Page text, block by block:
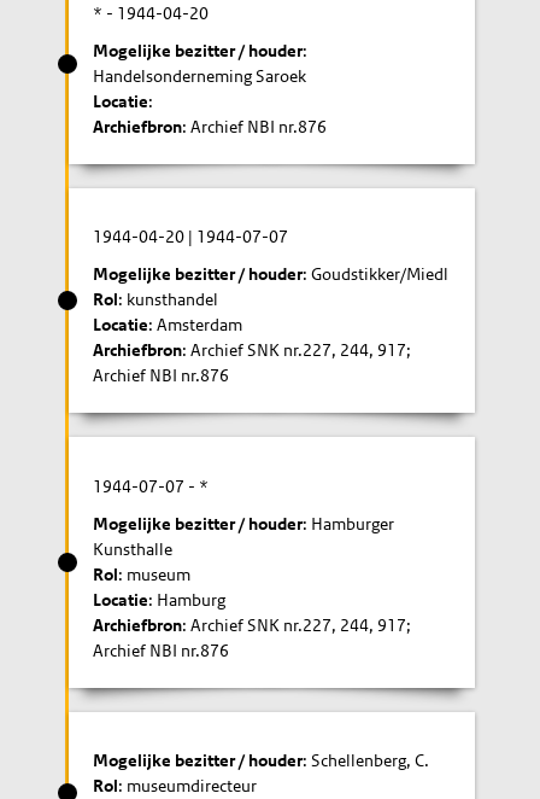
* - 1944-04-20
Mogelijke bezitter / houder:
Handelsonderneming Saroek
Locatie:
Archiefbron: Archief NBI nr.876
1944-04-20 | 1944-07-07
Mogelijke bezitter / houder: Goudstikker/Miedl
Rol: kunsthandel
Locatie: Amsterdam
Archiefbron: Archief SNK nr.227, 244, 917;
Archief NBI nr.876
1944-07-07 - *
Mogelijke bezitter / houder: Hamburger
Kunsthalle
Rol: museum
Locatie: Hamburg
Archiefbron: Archief SNK nr.227, 244, 917;
Archief NBI nr.876
Mogelijke bezitter / houder: Schellenberg, C.
Rol: museumdirecteur